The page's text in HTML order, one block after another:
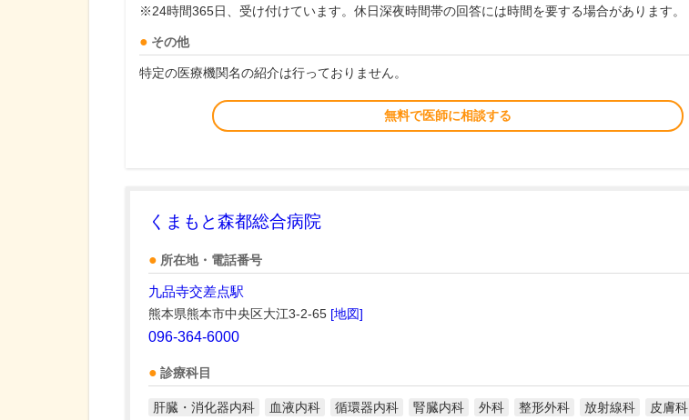
※24時間365日、受け付けています。休日深夜時間帯の回答には時間を要する場合があります。
その他
特定の医療機関名の紹介は行っておりません。
無料で医師に相談する
くまもと森都総合病院
所在地・電話番号
九品寺交差点駅
熊本県熊本市中央区大江3-2-65 [地図]
096-364-6000
診療科目
肝臓・消化器内科 血液内科 循環器内科 腎臓内科 外科 整形外科 放射線科 皮膚科